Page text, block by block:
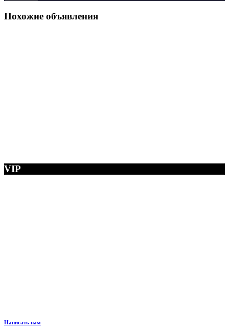
Похожие объявления
VIP
Написать нам